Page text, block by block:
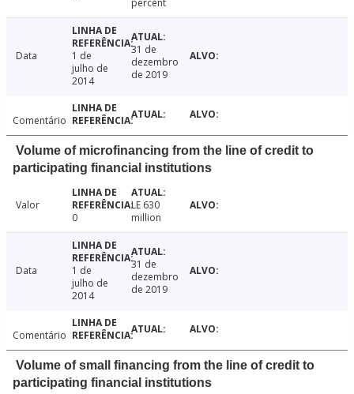
percent
Data
1 de
julho de
2014
31 de
dezembro
de 2019
Comentário
Volume of microfinancing from the line of credit to
participating financial institutions
Valor
0
LE 630
million
Data
1 de
julho de
2014
31 de
dezembro
de 2019
Comentário
Volume of small financing from the line of credit to
participating financial institutions